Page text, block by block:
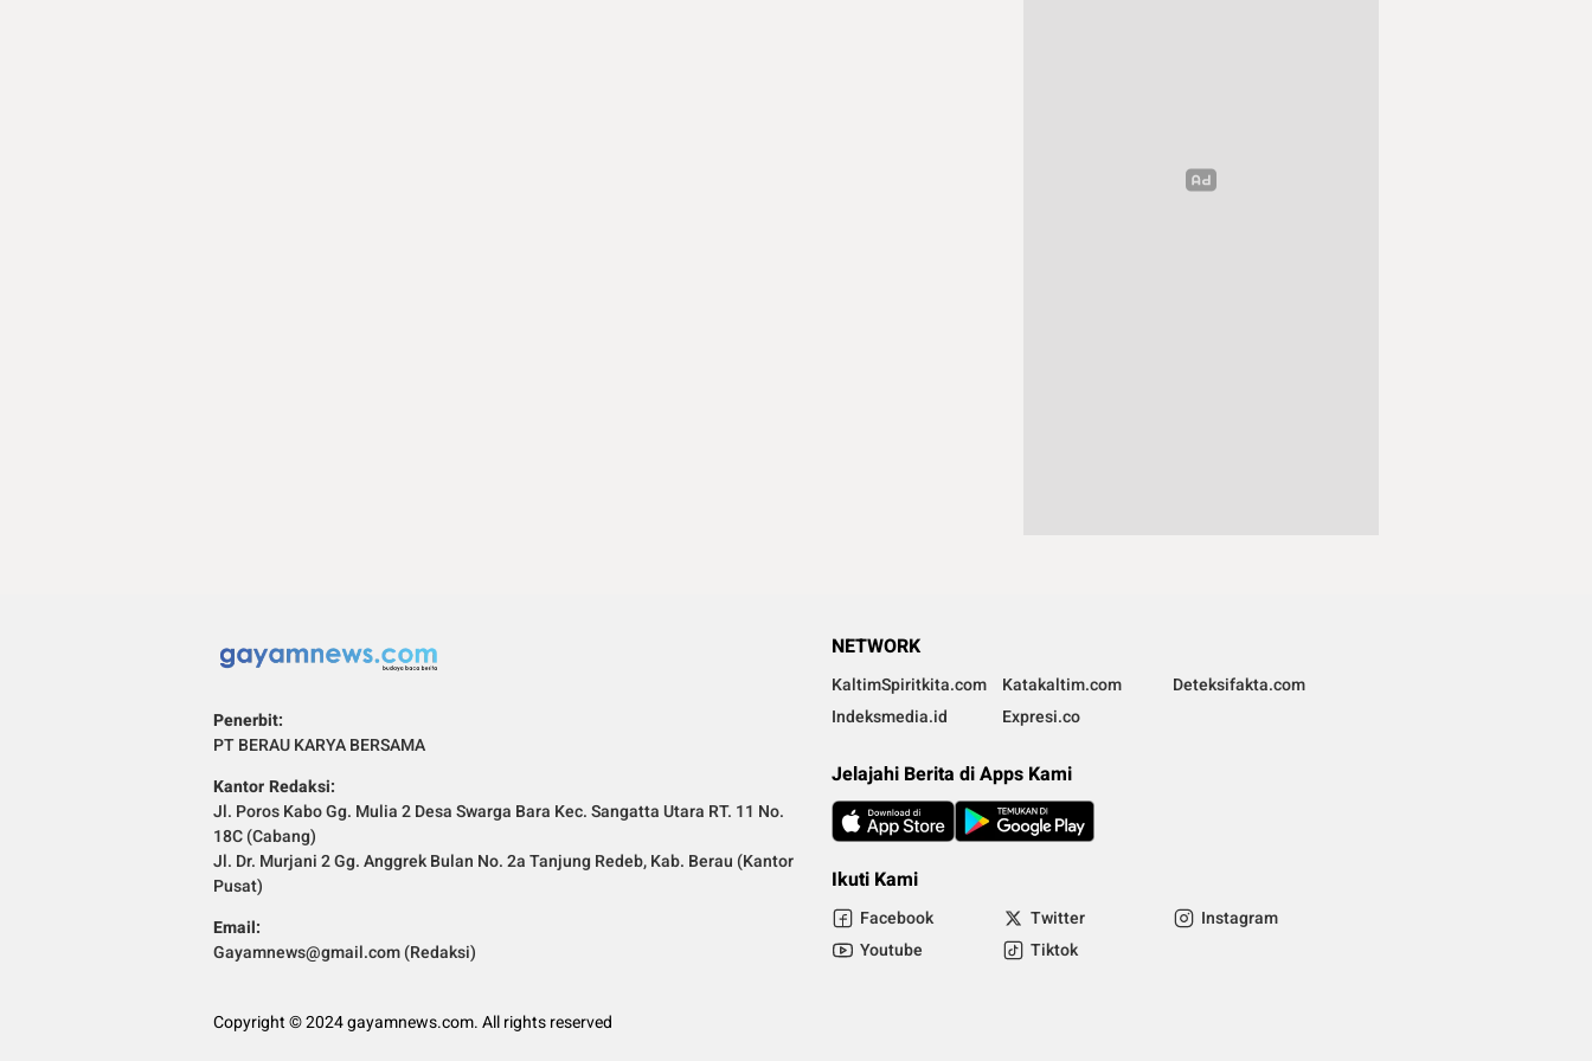
Penerbit:
PT BERAU KARYA BERSAMA
Kantor Redaksi:
Jl. Poros Kabo Gg. Mulia 2 Desa Swarga Bara Kec. Sangatta Utara RT. 11 No.
18C (Cabang)
Jl. Dr. Murjani 2 Gg. Anggrek Bulan No. 2a Tanjung Redeb, Kab. Berau (Kantor
Pusat)
Email:
Gayamnews@gmail.com (Redaksi)
NETWORK
KaltimSpiritkita.com Katakaltim.com
Deteksifakta.com
Indeksmedia.id
Expresi.co
Jelajahi Berita di Apps Kami
Ikuti Kami
Facebook Twitter
Instagram
Youtube
Tiktok
Copyright © 2024 gayamnews.com. All rights reserved